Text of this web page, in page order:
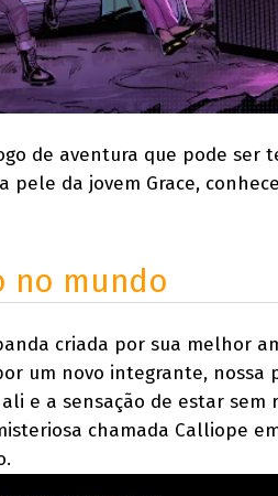
de aventura que pode ser
da jovem Grace,
no mundo
criada por sua melhor
um novo integrante, nossa
e a sensação de estar sem
chamada Calliope